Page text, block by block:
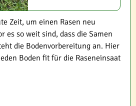
Zeit, um einen Rasen neu
es so weit sind, dass die Samen
die Bodenvorbereitung an. Hier
Boden fit für die Raseneinsaat